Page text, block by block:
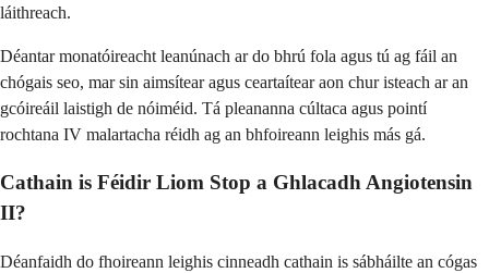
láithreach.
Déantar monatóireacht leanúnach ar do bhrú fola agus tú ag fáil an
chógais seo, mar sin aimsítear agus ceartaítear aon chur isteach ar an
gcóireáil laistigh de nóiméid. Tá pleananna cúltaca agus pointí
rochtana IV malartacha réidh ag an bhfoireann leighis más gá.
Cathain is Féidir Liom Stop a Ghlacadh Angiotensin
II?
Déanfaidh do fhoireann leighis cinneadh cathain is sábháilte an cógas